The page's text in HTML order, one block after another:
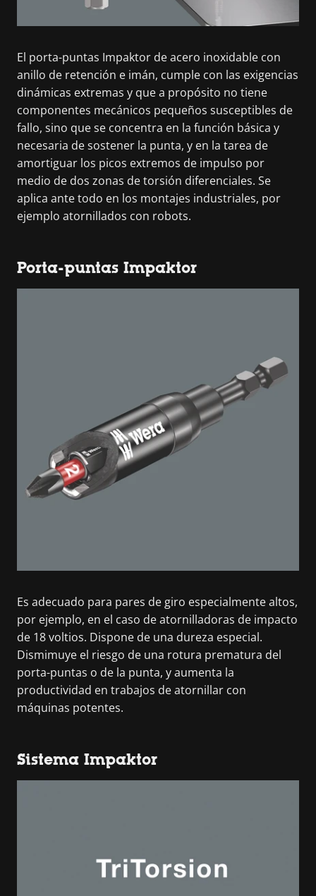
El porta-puntas Impaktor de acero inoxidable con
anillo de retención e imán, cumple con las exigencias
dinámicas extremas y que a propósito no tiene
componentes mecánicos pequeños susceptibles de
fallo, sino que se concentra en la función básica y
necesaria de sostener la punta, y en la tarea de
amortiguar los picos extremos de impulso por
medio de dos zonas de torsión diferenciales. Se
aplica ante todo en los montajes industriales, por
ejemplo atornillados con robots.
Porta-puntas Impaktor
Es adecuado para pares de giro especialmente altos,
por ejemplo, en el caso de atornilladoras de impacto
de 18 voltios. Dispone de una dureza especial.
Dismimuye el riesgo de una rotura prematura del
porta-puntas o de la punta, y aumenta la
productividad en trabajos de atornillar con
máquinas potentes.
Sistema Impaktor